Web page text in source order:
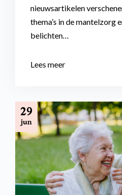
nieuwsartikelen
thema’s in de mantelzorg
belichten…
Lees meer
29
jun